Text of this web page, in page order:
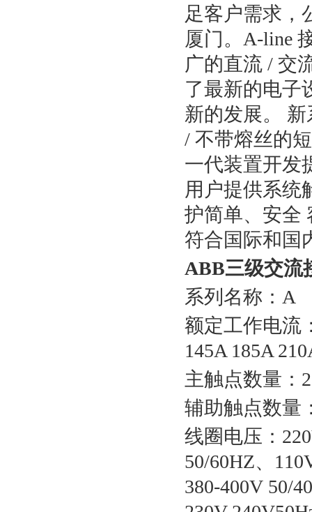
足客户需求，
厦门。A-line
广的直流 / 交
了最新的电子
新的发展。
/ 不带熔丝的
一代装置开发
用户提供系统
护简单、安全
符合国际和国
ABB三级交流
系列名称：A
额定工作电流
145A 185A
主触点数量：
辅助触点数量
线圈电压：
50/60HZ、
380-400V 50/